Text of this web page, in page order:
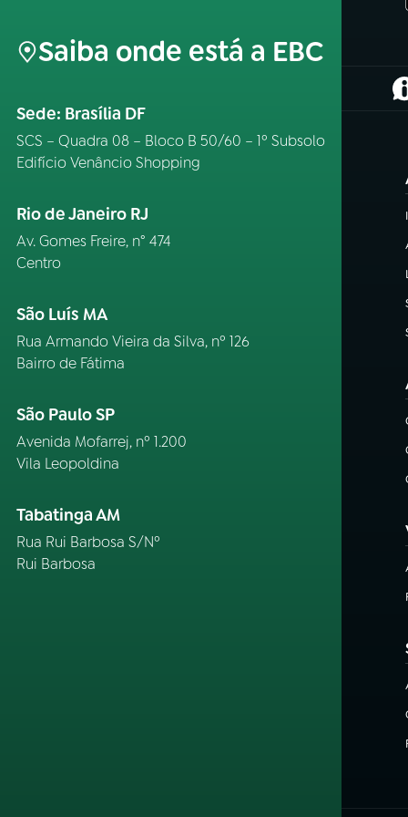
Saiba onde está a EBC
Sede: Brasília DF
SCS – Quadra 08 – Bloco B 50/60 – 1º Subsolo
Edifício Venâncio Shopping
Rio de Janeiro RJ
Av. Gomes Freire, n° 474
Centro
São Luís MA
Rua Armando Vieira da Silva, nº 126
Bairro de Fátima
São Paulo SP
Avenida Mofarrej, nº 1.200
Vila Leopoldina
Tabatinga AM
Rua Rui Barbosa S/Nº
Rui Barbosa